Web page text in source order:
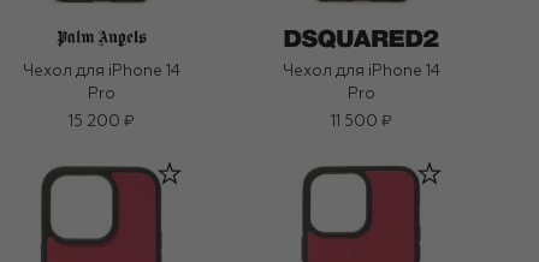
Чехол для iPhone 14
Pro
15 200 ₽
Чехол для iPhone 14
Pro
11 500 ₽